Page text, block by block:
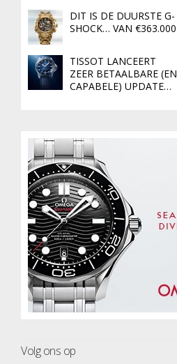
DIT IS DE DUURSTE G-
SHOCK… VAN €363.000
TISSOT LANCEERT
ZEER BETAALBARE (EN
CAPABELE) UPDATE…
Volg ons op